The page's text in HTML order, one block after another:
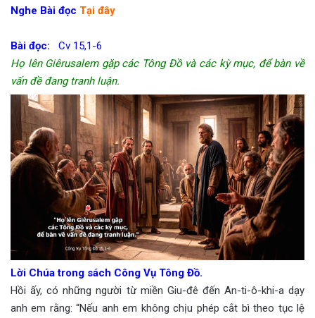
Nghe Bài đọc Tại đây
Bài đọc: Cv 15,1-6
Họ lên Giêrusalem gặp các Tông Đồ và các kỳ mục, để bàn về
vấn đề đang tranh luận.
Lời Chúa trong sách Công Vụ Tông Đồ.
Hồi ấy, có những người từ miền Giu-đê đến An-ti-ô-khi-a dạy
anh em rằng: “Nếu anh em không chịu phép cắt bì theo tục lệ